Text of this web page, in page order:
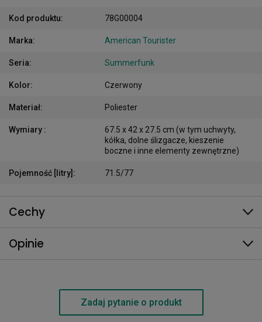
Kod produktu: 78G00004
Marka: American Tourister
Seria: Summerfunk
Kolor: Czerwony
Materiał: Poliester
Wymiary :
67.5 x 42 x 27.5 cm (w tym uchwyty,
kółka, dolne ślizgacze, kieszenie
boczne i inne elementy zewnętrzne)
Pojemność [litry] : 71.5/77
Cechy
Opinie
Zadaj pytanie o produkt